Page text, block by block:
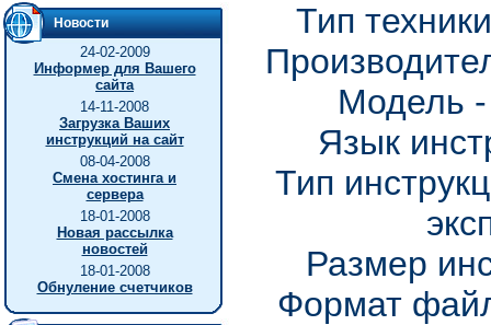
Новости
24-02-2009
Информер для Вашего
сайта
14-11-2008
Загрузка Ваших
инструкций на сайт
08-04-2008
Смена хостинга и
сервера
18-01-2008
Новая рассылка
новостей
18-01-2008
Обнуление счетчиков
Тип
Модель
Язык
Тип
Размер
Формат